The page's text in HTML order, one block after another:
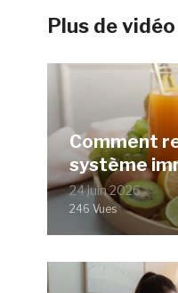
Plus de
Comment
système
24 juin 2026
246 Vues